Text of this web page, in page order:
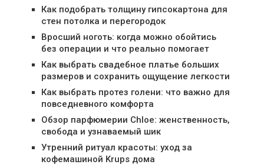
Как подобрать толщину гипсокартона для
стен потолка и перегородок
Вросший ноготь: когда можно обойтись
без операции и что реально помогает
Как выбрать свадебное платье больших
размеров и сохранить ощущение легкости
Как выбрать протез голени: что важно для
повседневного комфорта
Обзор парфюмерии Chloe: женственность,
свобода и узнаваемый шик
Утренний ритуал красоты: уход за
кофемашиной Krups дома